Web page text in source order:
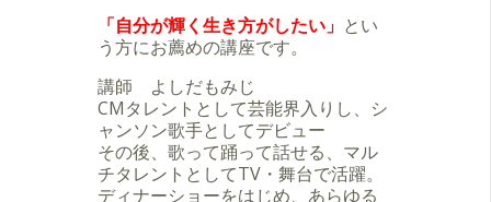
「自分が輝く生き方がしたい」 とい
う方にお薦めの講座です。
講師 よしだもみじ
CMタレントとして芸能界入りし、シ
ャンソン歌手としてデビュー
その後、歌って踊って話せる、マル
チタレントとしてTV・舞台で活躍。
ディナーショーをはじめ、あらゆる